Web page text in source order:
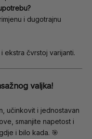
i dugotrajnu
ekstra čvrstoj varijanti.
valjka!
učinkovit i jednostavan
smanjite napetost i
i bilo kada. 🎯